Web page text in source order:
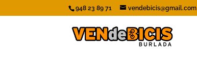
948 23 89 71 vendebicis@gmail.com